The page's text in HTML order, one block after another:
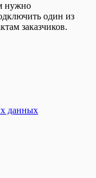
нужно
один из
заказчиков.
данных